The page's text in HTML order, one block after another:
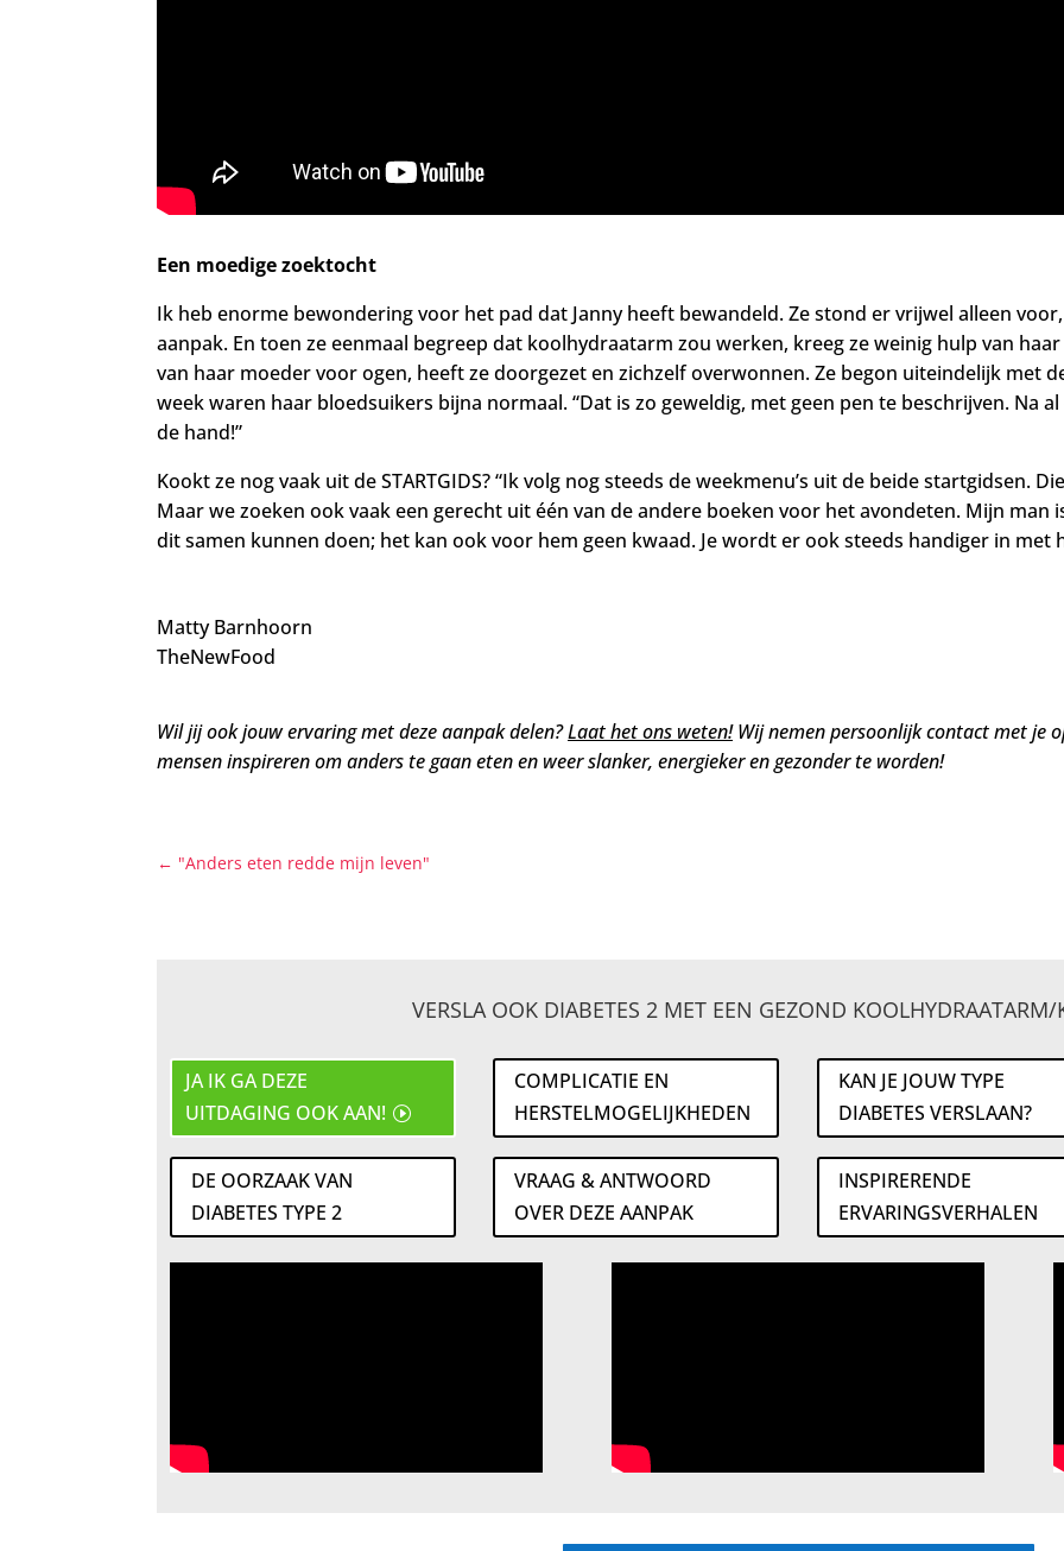
Een moedige zoektocht
Ik heb enorme bewondering voor het pad dat Janny heeft bewandeld. Ze stond er vrijwel alleen
aanpak. En toen ze eenmaal begreep dat koolhydraatarm zou werken, kreeg ze weinig hulp van
van haar moeder voor ogen, heeft ze doorgezet en zichzelf overwonnen. Ze begon uiteindelijk met de
week waren haar bloedsuikers bijna normaal. “Dat is zo geweldig, met geen pen te beschrijven. Na
de hand!”
Kookt ze nog vaak uit de STARTGIDS? “Ik volg nog steeds de weekmenu’s uit de beide startgidsen.
Maar we zoeken ook vaak een gerecht uit één van de andere boeken voor het avondeten. Mijn man
dit samen kunnen doen; het kan ook voor hem geen kwaad. Je wordt er ook steeds handiger in met
Matty Barnhoorn
TheNewFood
Wil jij ook jouw ervaring met deze aanpak delen?Laat het ons weten!Wij nemen persoonlijk contact met je
mensen inspireren om anders te gaan eten en weer slanker, energieker en gezonder te worden!
← "Anders eten redde mijn leven"
VERSLA OOK DIABETES 2 MET EEN GEZOND
JA IK GA DEZE
UITDAGING OOK AAN!
DE OORZAAK VAN
DIABETES TYPE 2
COMPLICATIE EN
HERSTELMOGELIJKHEDEN
VRAAG & ANTWOORD
OVER DEZE AANPAK
KAN JE JOUW TYPE
DIABETES VERSLAAN?
INSPIRERENDE
ERVARINGSVERHALEN